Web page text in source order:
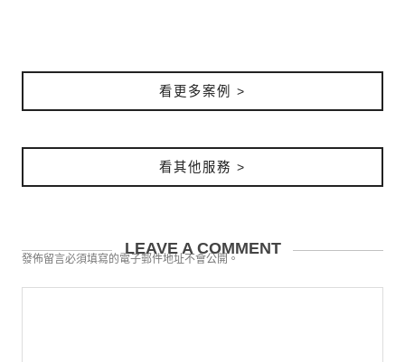
看更多案例 >
看其他服務 >
LEAVE A COMMENT
發佈留言必須填寫的電子郵件地址不會公開。